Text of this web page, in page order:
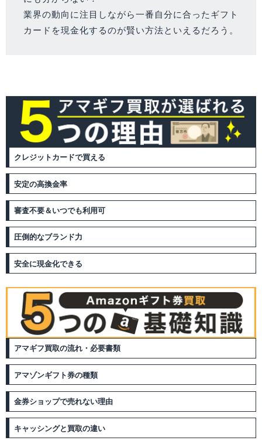
業界の動向に注目しながら一番自分に合ったギフト
カードを現金化するのが賢い方法といえるだろう。
クレジットカードで買える
安定の高換金率
審査不要＆いつでも利用可
圧倒的なブランド力
安全に現金化できる
アマギフ買取の流れ・必要書類
アマゾンギフト券の種類
金券ショップで売れない理由
キャッシングと買取の違い